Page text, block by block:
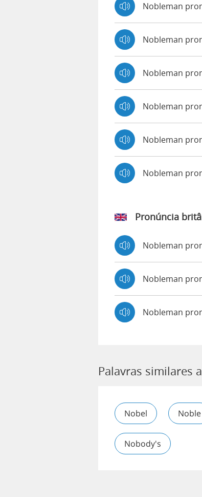
Nobleman
Nobleman
Nobleman
Nobleman
Nobleman
Nobleman
Pronúncia
Nobleman
Nobleman
Nobleman
Palavras similares
Nobel Noble
Nobody's